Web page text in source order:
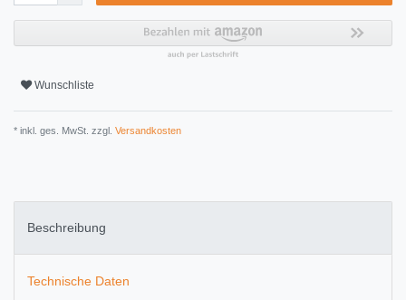
Wunschliste
* inkl. ges. MwSt. zzgl. Versandkosten
Beschreibung
Technische Daten